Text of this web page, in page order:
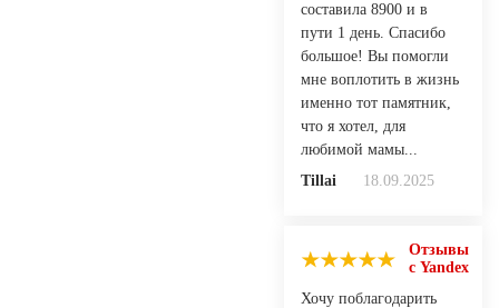
составила 8900 и в
пути 1 день. Спасибо
большое! Вы помогли
мне воплотить в жизнь
именно тот памятник,
что я хотел, для
любимой мамы...
Tillai
18.09.2025
Отзывы
с Yandex
Хочу поблагодарить